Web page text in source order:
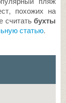
похожих на
считатьбухты
статью.